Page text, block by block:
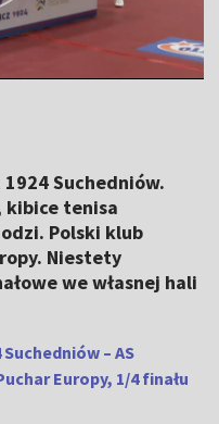
Suchedniów.
kibice tenisa
Polski klub
Niestety
we własnej hali
– AS
Europy, 1/4 finału